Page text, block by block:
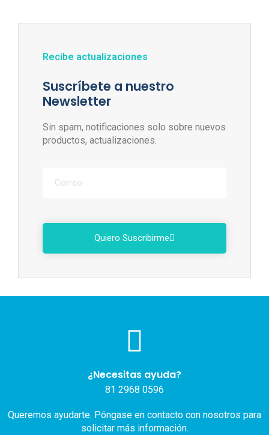
Recibe actualizaciones
Suscríbete a nuestro
Newsletter
Sin spam, notificaciones solo sobre nuevos
productos, actualizaciones.
Quiero Suscribirme
¿Necesitas ayuda?
81 2968 0596
Queremos ayudarte. Póngase en contacto con nosotros para
solicitar más información.